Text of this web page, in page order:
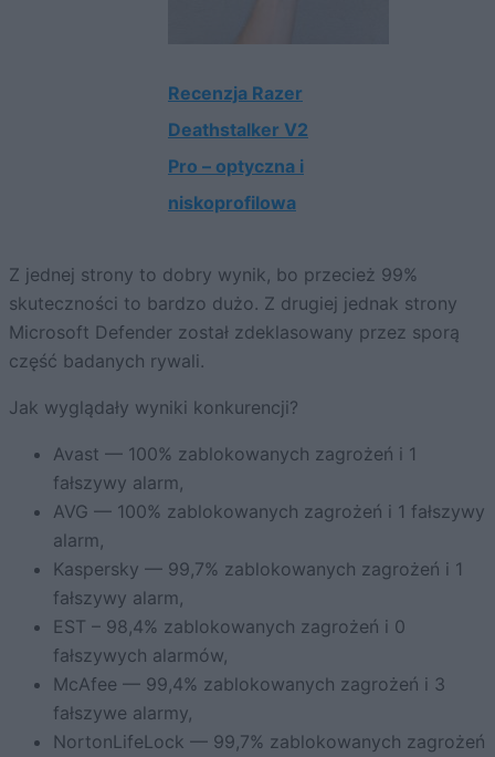
Recenzja Razer
Deathstalker V2
Pro – optyczna i
niskoprofilowa
Z jednej strony to dobry wynik, bo przecież 99%
skuteczności to bardzo dużo. Z drugiej jednak strony
Microsoft Defender został zdeklasowany przez sporą
część badanych rywali.
Jak wyglądały wyniki konkurencji?
Avast — 100% zablokowanych zagrożeń i 1
fałszywy alarm,
AVG — 100% zablokowanych zagrożeń i 1 fałszywy
alarm,
Kaspersky — 99,7% zablokowanych zagrożeń i 1
fałszywy alarm,
EST – 98,4% zablokowanych zagrożeń i 0
fałszywych alarmów,
McAfee — 99,4% zablokowanych zagrożeń i 3
fałszywe alarmy,
NortonLifeLock — 99,7% zablokowanych zagrożeń